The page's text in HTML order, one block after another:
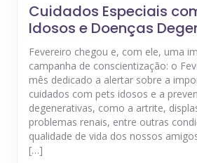
Cuidados Especiais
Idosos e Doenças
Fevereiro chegou e, com ele, uma
campanha de conscientização: o
mês dedicado a alertar sobre a
cuidados com pets idosos e a
degenerativas, como a artrite,
problemas renais, entre outras
qualidade de vida dos nossos
[…]